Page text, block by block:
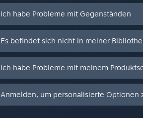
Ich habe Probleme mit Gegenständen
Es befindet sich nicht in meiner
Ich habe Probleme mit meinem
Anmelden, um personalisierte Optionen